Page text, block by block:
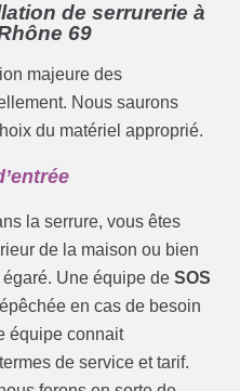
de serrurerie à
69
majeure des
Nous saurons
du matériel approprié.
la serrure, vous êtes
de la maison ou bien
égaré. Une équipe deSOS
en cas de besoin
équipe connait
de service et tarif.